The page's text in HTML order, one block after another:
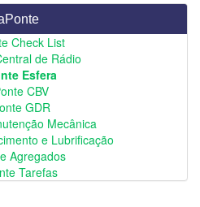
Check List
de Rádio
Esfera
CBV
GDR
Mecânica
e Lubrificação
Agregados
Tarefas